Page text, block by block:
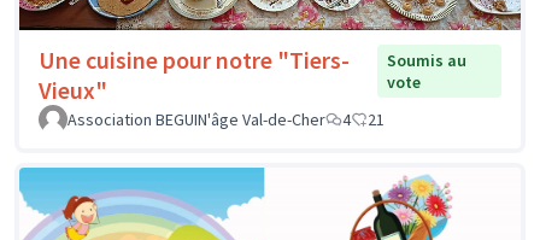
Une cuisine pour notre "Tiers-
Vieux"
Soumis au
vote
Association BEGUIN'âge Val-de-Cher
4 21